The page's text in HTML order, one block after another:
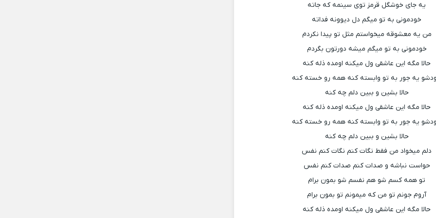
یه جای خوشگل قرمز توی سینمه که جاته
خودمونی به تو میگم دل دیوونه فداته
من یه معشوقه میخواستم مثل تو پیدا نکردم
خودمونی به تو میگم میشه دورتون بگردم
حالا مگه این عاشقی ول میکنه اومده ذله کنه
یه جور به تو وابسته کنه همه رو خسته کنه
حالا بشین و ببین دلم چه کنه
حالا مگه این عاشقی ول میکنه اومده ذله کنه
یه جور به تو وابسته کنه همه رو خسته کنه
حالا بشین و ببین دلم چه کنه
دلم میخواد من فقط نگات کنم نگات کنم نفس
حواست نباشه و صدات کنم صدات کنم نفس
تو همه کسم شو هم نفسم شو بمون برام
آروم جونم تو من که میمونم تو بمون برام
حالا مگه این عاشقی ول میکنه اومده ذله کنه